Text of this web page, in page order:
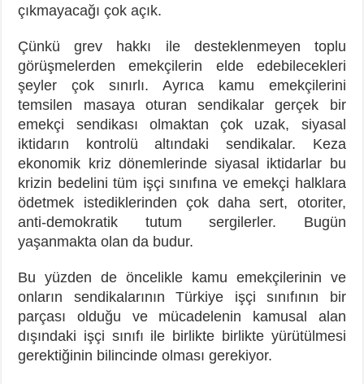
çıkmayacağı çok açık.
Çünkü grev hakkı ile desteklenmeyen toplu
görüşmelerden emekçilerin elde edebilecekleri
şeyler çok sınırlı. Ayrıca kamu emekçilerini
temsilen masaya oturan sendikalar gerçek bir
emekçi sendikası olmaktan çok uzak, siyasal
iktidarın kontrolü altındaki sendikalar. Keza
ekonomik kriz dönemlerinde siyasal iktidarlar bu
krizin bedelini tüm işçi sınıfına ve emekçi halklara
ödetmek istediklerinden çok daha sert, otoriter,
anti-demokratik tutum sergilerler. Bugün
yaşanmakta olan da budur.
Bu yüzden de öncelikle kamu emekçilerinin ve
onların sendikalarının Türkiye işçi sınıfının bir
parçası olduğu ve mücadelenin kamusal alan
dışındaki işçi sınıfı ile birlikte birlikte yürütülmesi
gerektiğinin bilincinde olması gerekiyor.